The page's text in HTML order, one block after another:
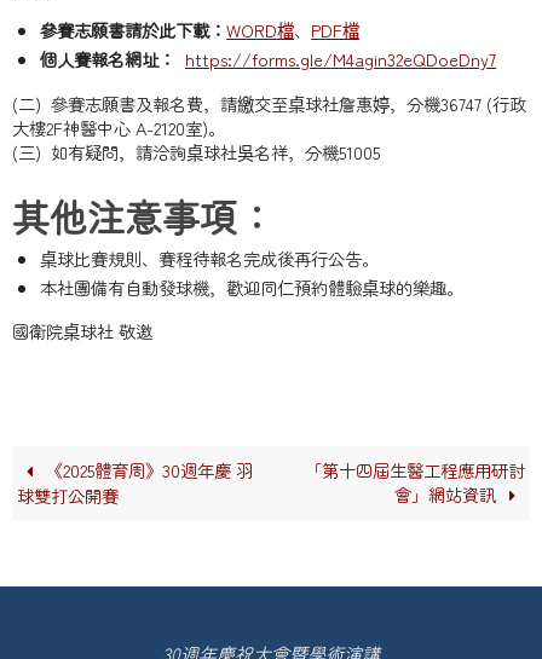
參賽志願書請於此下載：WORD檔、 PDF檔
個人賽報名網址：
https://forms.gle/M4agin32eQDoeDny7
(二) 參賽志願書及報名費，請繳交至桌球社詹惠婷，分機36747 (行政
大樓2F神醫中心 A-2120室)。
(三) 如有疑問，請洽詢桌球社吳名祥，分機51005
其他注意事項：
桌球比賽規則、賽程待報名完成後再行公告。
本社團備有自動發球機，歡迎同仁預約體驗桌球的樂趣。
國衛院桌球社 敬邀
《2025體育周》30週年慶 羽
球雙打公開賽
「第十四屆生醫工程應用研討
會」網站資訊
30週年慶祝大會暨學術演講